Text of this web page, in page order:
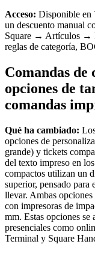
Barberías
Estudios
Descubrir
Vista general
Hogar y
Festivales,
Centros de
Descubrir
Soluciones
Acceso: Disponible en
un descuento manual
Square → Artículos →
reglas de categoría,
Comandas de
opciones de
comandas
Qué ha cambiado:
opciones de
grande) y tickets
del texto impreso en
compactos utilizan un
superior, pensado para
llevar. Ambas
con impresoras de
mm. Estas opciones se
presenciales como
Terminal y Square